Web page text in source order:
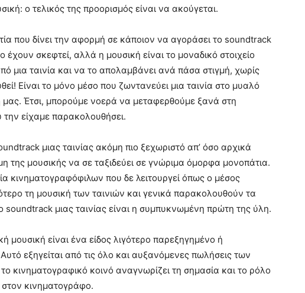
ο τελικός της προορισμός είναι να ακούγεται.
που δίνει την αφορμή σε κάποιον να αγοράσει το soundtrack
έχουν σκεφτεί, αλλά η μουσική είναι το μοναδικό στοιχείο
μια ταινία και να το απολαμβάνει ανά πάσα στιγμή, χωρίς
Είναι το μόνο μέσο που ζωντανεύει μια ταινία στο μυαλό
Έτσι, μπορούμε νοερά να μεταφερθούμε ξανά στη
είχαμε παρακολουθήσει.
μιας ταινίας ακόμη πιο ξεχωριστό απ’ όσο αρχικά
της μουσικής να σε ταξιδεύει σε γνώριμα όμορφα μονοπάτια.
κινηματογραφόφιλων που δε λειτουργεί όπως ο μέσος
τη μουσική των ταινιών και γενικά παρακολουθούν τα
μιας ταινίας είναι η συμπυκνωμένη πρώτη της ύλη.
μουσική είναι ένα είδος λιγότερο παρεξηγημένο ή
εξηγείται από τις όλο και αυξανόμενες πωλήσεις των
κινηματογραφικό κοινό αναγνωρίζει τη σημασία και το ρόλο
στον κινηματογράφο.